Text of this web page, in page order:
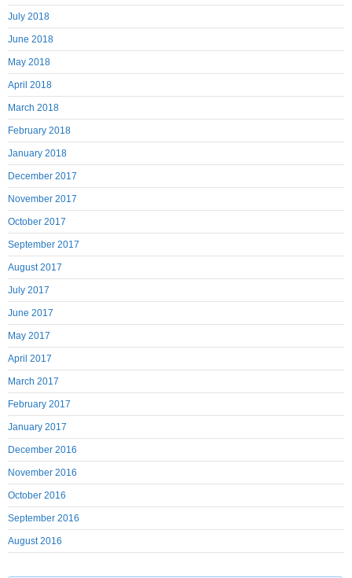
July 2018
June 2018
May 2018
April 2018
March 2018
February 2018
January 2018
December 2017
November 2017
October 2017
September 2017
August 2017
July 2017
June 2017
May 2017
April 2017
March 2017
February 2017
January 2017
December 2016
November 2016
October 2016
September 2016
August 2016